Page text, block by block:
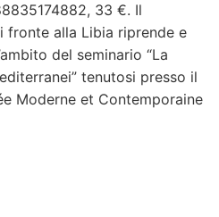
33 €. Il
fronte alla Libia riprende e
del seminario “La
tenutosi presso il
Moderne et Contemporaine